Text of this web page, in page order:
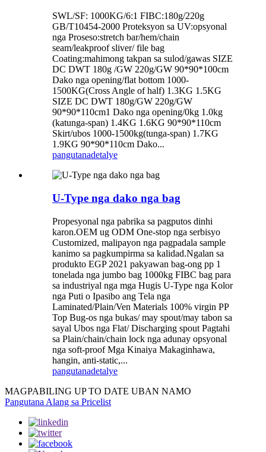
SWL/SF: 1000KG/6:1 FIBC:180g/220g
GB/T10454-2000 Proteksyon sa UV:opsyonal
nga Proseso:stretch bar/hem/chain
seam/leakproof sliver/ file bag
Coating:mahimong takpan sa sulod/gawas SIZE
DC DWT 180g /GW 220g/GW 90*90*100cm
Dako nga opening/flat bottom 1000-
1500KG(Cross Angle of half) 1.3KG 1.5KG
SIZE DC DWT 180g/GW 220g/GW
90*90*110cm1 Dako nga opening/0kg 1.0kg
(katunga-span) 1.4KG 1.6KG 90*90*110cm
Skirt/ubos 1000-1500kg(tunga-span) 1.7KG
1.9KG 90*90*110cm Dako...
pangutanadetalye
U-Type nga dako nga bag
Propesyonal nga pabrika sa pagputos dinhi
karon.OEM ug ODM One-stop nga serbisyo
Customized, malipayon nga pagpadala sample
kanimo sa pagkumpirma sa kalidad.Ngalan sa
produkto EGP 2021 pakyawan bag-ong pp 1
tonelada nga jumbo bag 1000kg FIBC bag para
sa industriyal nga mga Hugis U-Type nga Kolor
nga Puti o Ipasibo ang Tela nga
Laminated/Plain/Ven Materials 100% virgin PP
Top Bug-os nga bukas/ may spout/may tabon sa
sayal Ubos nga Flat/ Discharging spout Pagtahi
sa Plain/chain/chain lock nga adunay opsyonal
nga soft-proof Mga Kinaiya Makaginhawa,
hangin, anti-static,...
pangutanadetalye
MAGPABILING UP TO DATE UBAN NAMO
Pangutana Alang sa Pricelist